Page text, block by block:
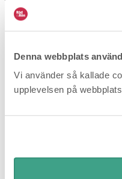
Denna webbplats
Vi använder så kallade
upplevelsen på
Redan prenumerant?